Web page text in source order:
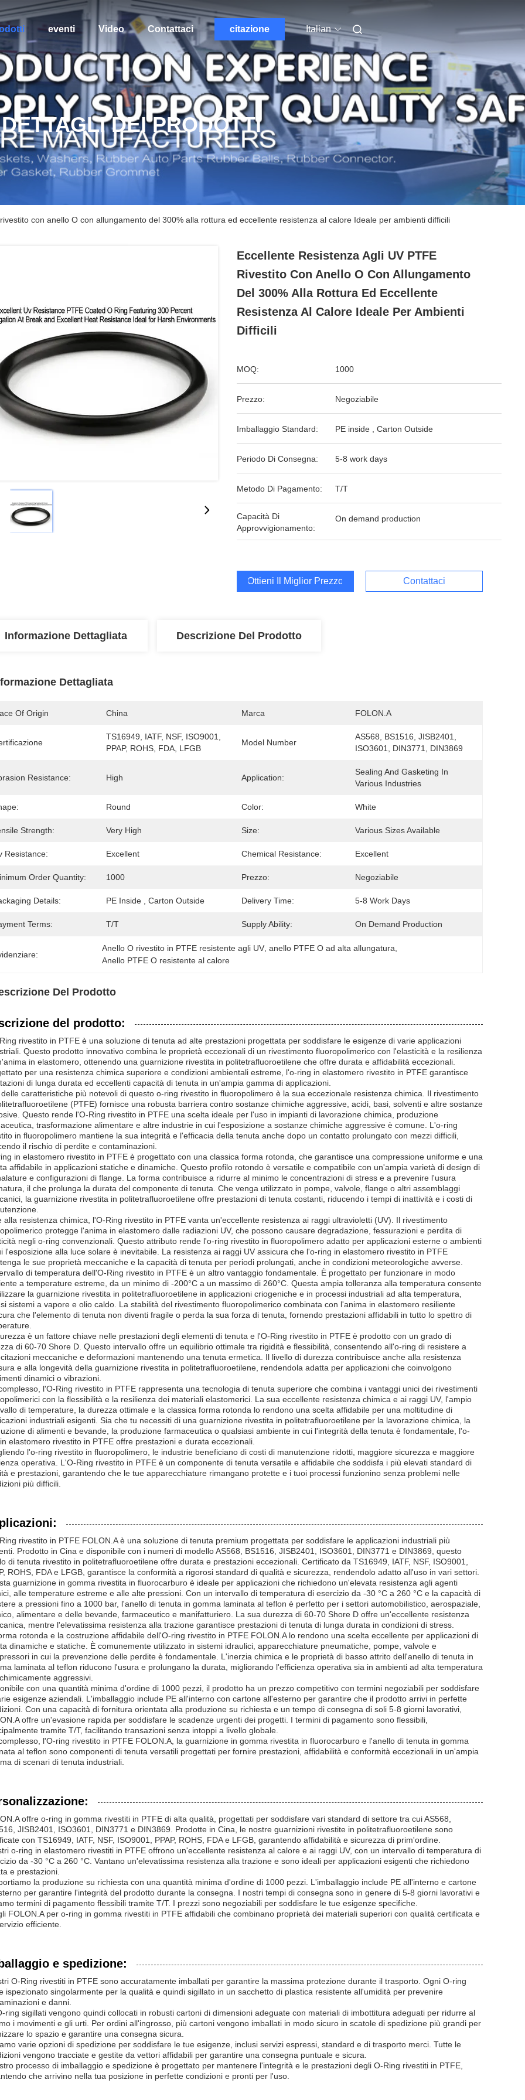
eventi Video Contattaci citazione Italian
DETTAGLI DEI PRODOTTI
con anello O con allungamento del 300% alla rottura ed eccellente resistenza al calore Ideale per ambienti difficili
Eccellente Resistenza Agli UV PTFE
Rivestito Con Anello O Con Allungamento
Del 300% Alla Rottura Ed Eccellente
Resistenza Al Calore Ideale Per Ambienti
Difficili
MOQ: 1000
Prezzo: Negoziabile
Imballaggio Standard: PE inside , Carton Outside
Periodo Di Consegna: 5-8 work days
Metodo Di Pagamento: T/T
Capacità Di
Approvvigionamento:
On demand production
Ottieni Il Miglior Prezzo Contattaci
Informazione Dettagliata Descrizione Del Prodotto
Dettagliata
Of Origin China Marca FOLON.A
TS16949, IATF, NSF, ISO9001,
PPAP, ROHS, FDA, LFGB
Model Number
AS568, BS1516, JISB2401,
ISO3601, DIN3771, DIN3869
Resistance: High Application:
Sealing And Gasketing In
Various Industries
Round Color: White
Strength: Very High Size: Various Sizes Available
Resistance: Excellent Chemical Resistance: Excellent
Order Quantity: 1000 Prezzo: Negoziabile
Details: PE Inside , Carton Outside Delivery Time: 5-8 Work Days
Terms: T/T Supply Ability: On Demand Production
Anello O rivestito in PTFE resistente agli UV , anello PTFE O ad alta allungatura
Anello PTFE O resistente al calore
Del Prodotto
del prodotto:
rivestito in PTFE è una soluzione di tenuta ad alte prestazioni progettata per soddisfare le esigenze di varie applicazioni
Questo prodotto innovativo combina le proprietà eccezionali di un rivestimento fluoropolimerico con l'elasticità e la resilienza
in elastomero, ottenendo una guarnizione rivestita in politetrafluoroetilene che offre durata e affidabilità eccezionali.
per una resistenza chimica superiore e condizioni ambientali estreme, l'o-ring in elastomero rivestito in PTFE garantisce
di lunga durata ed eccellenti capacità di tenuta in un'ampia gamma di applicazioni.
delle caratteristiche più notevoli di questo o-ring rivestito in fluoropolimero è la sua eccezionale resistenza chimica. Il rivestimento
(PTFE) fornisce una robusta barriera contro sostanze chimiche aggressive, acidi, basi, solventi e altre sostanze
Questo rende l'O-Ring rivestito in PTFE una scelta ideale per l'uso in impianti di lavorazione chimica, produzione
trasformazione alimentare e altre industrie in cui l'esposizione a sostanze chimiche aggressive è comune. L'o-ring
in fluoropolimero mantiene la sua integrità e l'efficacia della tenuta anche dopo un contatto prolungato con mezzi difficili,
il rischio di perdite e contaminazioni.
in elastomero rivestito in PTFE è progettato con una classica forma rotonda, che garantisce una compressione uniforme e una
affidabile in applicazioni statiche e dinamiche. Questo profilo rotondo è versatile e compatibile con un'ampia varietà di design di
e configurazioni di flange. La forma contribuisce a ridurre al minimo le concentrazioni di stress e a prevenire l'usura
il che prolunga la durata del componente di tenuta. Che venga utilizzato in pompe, valvole, flange o altri assemblaggi
la guarnizione rivestita in politetrafluoroetilene offre prestazioni di tenuta costanti, riducendo i tempi di inattività e i costi di
alla resistenza chimica, l'O-Ring rivestito in PTFE vanta un'eccellente resistenza ai raggi ultravioletti (UV). Il rivestimento
protegge l'anima in elastomero dalle radiazioni UV, che possono causare degradazione, fessurazioni e perdita di
negli o-ring convenzionali. Questo attributo rende l'o-ring rivestito in fluoropolimero adatto per applicazioni esterne o ambienti
l'esposizione alla luce solare è inevitabile. La resistenza ai raggi UV assicura che l'o-ring in elastomero rivestito in PTFE
le sue proprietà meccaniche e la capacità di tenuta per periodi prolungati, anche in condizioni meteorologiche avverse.
di temperatura dell'O-Ring rivestito in PTFE è un altro vantaggio fondamentale. È progettato per funzionare in modo
a temperature estreme, da un minimo di -200°C a un massimo di 260°C. Questa ampia tolleranza alla temperatura consente
la guarnizione rivestita in politetrafluoroetilene in applicazioni criogeniche e in processi industriali ad alta temperatura,
sistemi a vapore e olio caldo. La stabilità del rivestimento fluoropolimerico combinata con l'anima in elastomero resiliente
che l'elemento di tenuta non diventi fragile o perda la sua forza di tenuta, fornendo prestazioni affidabili in tutto lo spettro di
è un fattore chiave nelle prestazioni degli elementi di tenuta e l'O-Ring rivestito in PTFE è prodotto con un grado di
di 60-70 Shore D. Questo intervallo offre un equilibrio ottimale tra rigidità e flessibilità, consentendo all'o-ring di resistere a
meccaniche e deformazioni mantenendo una tenuta ermetica. Il livello di durezza contribuisce anche alla resistenza
e alla longevità della guarnizione rivestita in politetrafluoroetilene, rendendola adatta per applicazioni che coinvolgono
dinamici o vibrazioni.
l'O-Ring rivestito in PTFE rappresenta una tecnologia di tenuta superiore che combina i vantaggi unici dei rivestimenti
con la flessibilità e la resilienza dei materiali elastomerici. La sua eccellente resistenza chimica e ai raggi UV, l'ampio
di temperature, la durezza ottimale e la classica forma rotonda lo rendono una scelta affidabile per una moltitudine di
industriali esigenti. Sia che tu necessiti di una guarnizione rivestita in politetrafluoroetilene per la lavorazione chimica, la
di alimenti e bevande, la produzione farmaceutica o qualsiasi ambiente in cui l'integrità della tenuta è fondamentale, l'o-
elastomero rivestito in PTFE offre prestazioni e durata eccezionali.
l'o-ring rivestito in fluoropolimero, le industrie beneficiano di costi di manutenzione ridotti, maggiore sicurezza e maggiore
operativa. L'O-Ring rivestito in PTFE è un componente di tenuta versatile e affidabile che soddisfa i più elevati standard di
e prestazioni, garantendo che le tue apparecchiature rimangano protette e i tuoi processi funzionino senza problemi nelle
più difficili.
rivestito in PTFE FOLON.A è una soluzione di tenuta premium progettata per soddisfare le applicazioni industriali più
Prodotto in Cina e disponibile con i numeri di modello AS568, BS1516, JISB2401, ISO3601, DIN3771 e DIN3869, questo
di tenuta rivestito in politetrafluoroetilene offre durata e prestazioni eccezionali. Certificato da TS16949, IATF, NSF, ISO9001,
ROHS, FDA e LFGB, garantisce la conformità a rigorosi standard di qualità e sicurezza, rendendolo adatto all'uso in vari settori.
guarnizione in gomma rivestita in fluorocarburo è ideale per applicazioni che richiedono un'elevata resistenza agli agenti
alle temperature estreme e alle alte pressioni. Con un intervallo di temperatura di esercizio da -30 °C a 260 °C e la capacità di
a pressioni fino a 1000 bar, l'anello di tenuta in gomma laminata al teflon è perfetto per i settori automobilistico, aerospaziale,
alimentare e delle bevande, farmaceutico e manifatturiero. La sua durezza di 60-70 Shore D offre un'eccellente resistenza
mentre l'elevatissima resistenza alla trazione garantisce prestazioni di tenuta di lunga durata in condizioni di stress.
rotonda e la costruzione affidabile dell'O-ring rivestito in PTFE FOLON.A lo rendono una scelta eccellente per applicazioni di
dinamiche e statiche. È comunemente utilizzato in sistemi idraulici, apparecchiature pneumatiche, pompe, valvole e
in cui la prevenzione delle perdite è fondamentale. L'inerzia chimica e le proprietà di basso attrito dell'anello di tenuta in
laminata al teflon riducono l'usura e prolungano la durata, migliorando l'efficienza operativa sia in ambienti ad alta temperatura
aggressivi.
con una quantità minima d'ordine di 1000 pezzi, il prodotto ha un prezzo competitivo con termini negoziabili per soddisfare
esigenze aziendali. L'imballaggio include PE all'interno con cartone all'esterno per garantire che il prodotto arrivi in perfette
Con una capacità di fornitura orientata alla produzione su richiesta e un tempo di consegna di soli 5-8 giorni lavorativi,
offre un'evasione rapida per soddisfare le scadenze urgenti dei progetti. I termini di pagamento sono flessibili,
tramite T/T, facilitando transazioni senza intoppi a livello globale.
l'O-ring rivestito in PTFE FOLON.A, la guarnizione in gomma rivestita in fluorocarburo e l'anello di tenuta in gomma
al teflon sono componenti di tenuta versatili progettati per fornire prestazioni, affidabilità e conformità eccezionali in un'ampia
di scenari di tenuta industriali.
offre o-ring in gomma rivestiti in PTFE di alta qualità, progettati per soddisfare vari standard di settore tra cui AS568,
JISB2401, ISO3601, DIN3771 e DIN3869. Prodotte in Cina, le nostre guarnizioni rivestite in politetrafluoroetilene sono
con TS16949, IATF, NSF, ISO9001, PPAP, ROHS, FDA e LFGB, garantendo affidabilità e sicurezza di prim'ordine.
o-ring in elastomero rivestiti in PTFE offrono un'eccellente resistenza al calore e ai raggi UV, con un intervallo di temperatura di
da -30 °C a 260 °C. Vantano un'elevatissima resistenza alla trazione e sono ideali per applicazioni esigenti che richiedono
e prestazioni.
la produzione su richiesta con una quantità minima d'ordine di 1000 pezzi. L'imballaggio include PE all'interno e cartone
per garantire l'integrità del prodotto durante la consegna. I nostri tempi di consegna sono in genere di 5-8 giorni lavorativi e
termini di pagamento flessibili tramite T/T. I prezzi sono negoziabili per soddisfare le tue esigenze specifiche.
FOLON.A per o-ring in gomma rivestiti in PTFE affidabili che combinano proprietà dei materiali superiori con qualità certificata e
efficiente.
e spedizione:
O-Ring rivestiti in PTFE sono accuratamente imballati per garantire la massima protezione durante il trasporto. Ogni O-ring
ispezionato singolarmente per la qualità e quindi sigillato in un sacchetto di plastica resistente all'umidità per prevenire
e danni.
ring sigillati vengono quindi collocati in robusti cartoni di dimensioni adeguate con materiali di imbottitura adeguati per ridurre al
i movimenti e gli urti. Per ordini all'ingrosso, più cartoni vengono imballati in modo sicuro in scatole di spedizione più grandi per
lo spazio e garantire una consegna sicura.
varie opzioni di spedizione per soddisfare le tue esigenze, inclusi servizi espressi, standard e di trasporto merci. Tutte le
vengono tracciate e gestite da vettori affidabili per garantire una consegna puntuale e sicura.
processo di imballaggio e spedizione è progettato per mantenere l'integrità e le prestazioni degli O-Ring rivestiti in PTFE,
che arrivino nella tua posizione in perfette condizioni e pronti per l'uso.